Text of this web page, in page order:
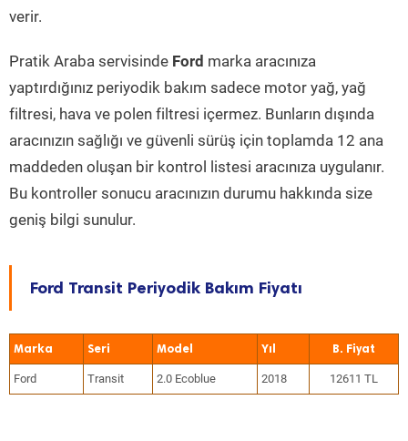
verir.
Pratik Araba servisinde Ford marka aracınıza
yaptırdığınız periyodik bakım sadece motor yağ, yağ
filtresi, hava ve polen filtresi içermez. Bunların dışında
aracınızın sağlığı ve güvenli sürüş için toplamda 12 ana
maddeden oluşan bir kontrol listesi aracınıza uygulanır.
Bu kontroller sonucu aracınızın durumu hakkında size
geniş bilgi sunulur.
Ford Transit Periyodik Bakım Fiyatı
Marka Seri Model Yıl
Ford Transit 2.0 Ecoblue 2018 12611 TL